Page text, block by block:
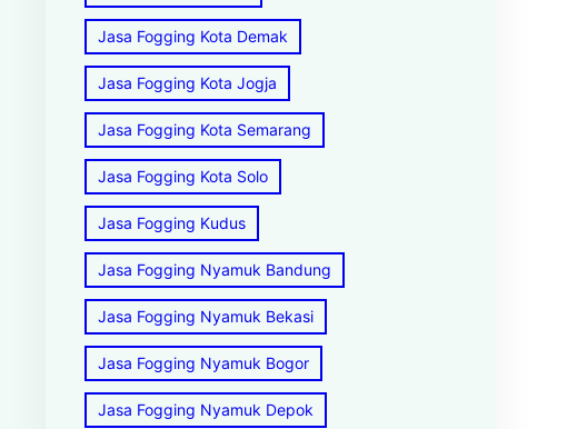
Jasa Fogging Kota Demak
Jasa Fogging Kota Jogja
Jasa Fogging Kota Semarang
Jasa Fogging Kota Solo
Jasa Fogging Kudus
Jasa Fogging Nyamuk Bandung
Jasa Fogging Nyamuk Bekasi
Jasa Fogging Nyamuk Bogor
Jasa Fogging Nyamuk Depok